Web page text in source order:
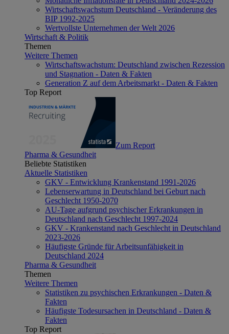
Wirtschaftswachstum Deutschland - Veränderung des
BIP 1992-2025
Wertvollste Unternehmen der Welt 2026
Wirtschaft & Politik
Themen
Weitere Themen
Wirtschaftswachstum: Deutschland zwischen Rezession
und Stagnation - Daten & Fakten
Generation Z auf dem Arbeitsmarkt - Daten & Fakten
Top Report
Zum Report
Pharma & Gesundheit
Beliebte Statistiken
Aktuelle Statistiken
GKV - Entwicklung Krankenstand 1991-2026
Lebenserwartung in Deutschland bei Geburt nach
Geschlecht 1950-2070
AU-Tage aufgrund psychischer Erkrankungen in
Deutschland nach Geschlecht 1997-2024
GKV - Krankenstand nach Geschlecht in Deutschland
2023-2026
Häufigste Gründe für Arbeitsunfähigkeit in
Deutschland 2024
Pharma & Gesundheit
Themen
Weitere Themen
Statistiken zu psychischen Erkrankungen - Daten &
Fakten
Häufigste Todesursachen in Deutschland - Daten &
Fakten
Top Report